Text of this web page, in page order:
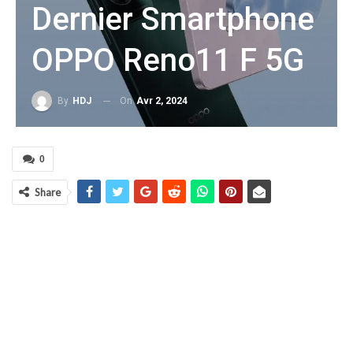
Dernier Smartphone
OPPO Reno11 F 5G
By HDJ On Avr 2, 2024
0
Share